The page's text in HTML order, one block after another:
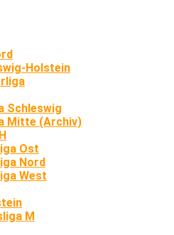
Holstein
Schleswig
Mitte (Archiv)
Ost
Nord
West
M